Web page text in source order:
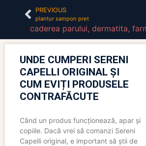
PREVIOUS
plantur sampon pret
caderea parului, dermatita,
UNDE CUMPERI SERENI
CAPELLI ORIGINAL ȘI
CUM EVIȚI PRODUSELE
CONTRAFĂCUTE
Când un produs funcționează, apar și
copiile. Dacă vrei să comanzi Sereni
Capelli original, e important să știi de